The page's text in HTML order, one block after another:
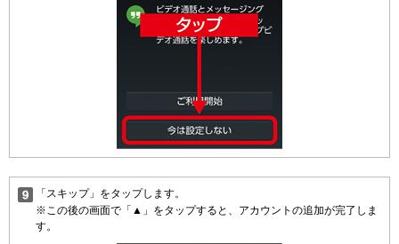
「スキップ」をタップします。
※この後の画面で「▲」をタップすると、アカウントの追加が完了しま
す。